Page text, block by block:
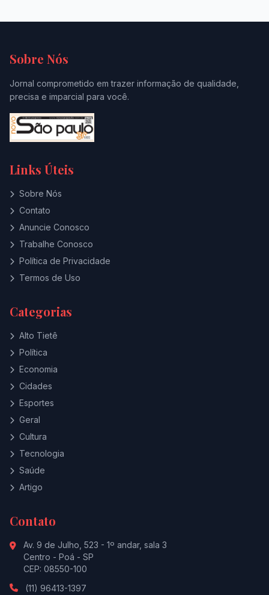
Sobre Nós
Jornal comprometido em trazer informação de qualidade,
precisa e imparcial para você.
Links Úteis
Sobre Nós
Contato
Anuncie Conosco
Trabalhe Conosco
Política de Privacidade
Termos de Uso
Categorias
Alto Tietê
Política
Economia
Cidades
Esportes
Geral
Cultura
Tecnologia
Saúde
Artigo
Contato
Av. 9 de Julho, 523 - 1º andar, sala 3
Centro - Poá - SP
CEP: 08550-100
(11) 96413-1397